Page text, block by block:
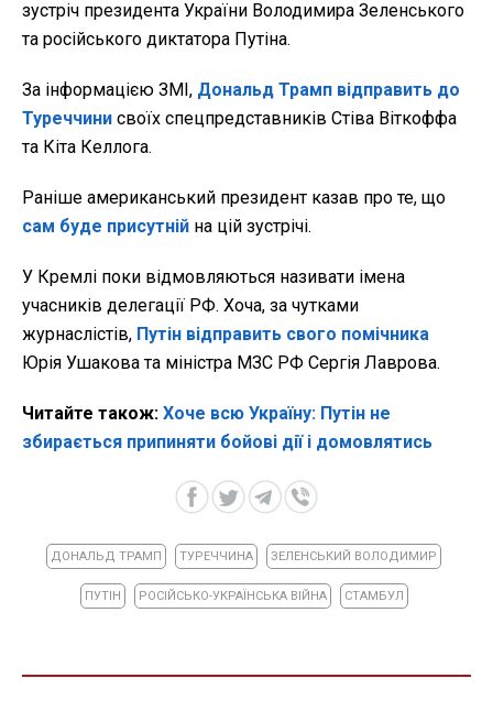
зустріч президента України Володимира Зеленського
та російського диктатора Путіна.
За інформацією ЗМІ, Дональд Трамп відправить до
Туреччини своїх спецпредставників Стіва Віткоффа
та Кіта Келлога.
Раніше американський президент казав про те, що
сам буде присутній на цій зустрічі.
У Кремлі поки відмовляються називати імена
учасників делегації РФ. Хоча, за чутками
журнаслістів, Путін відправить свого помічника
Юрія Ушакова та міністра МЗС РФ Сергія Лаврова.
Читайте також: Хоче всю Україну: Путін не
збирається припиняти бойові дії і домовлятись
ДОНАЛЬД ТРАМП ТУРЕЧЧИНА ЗЕЛЕНСЬКИЙ ВОЛОДИМИР
ПУТІН РОСІЙСЬКО-УКРАЇНСЬКА ВІЙНА СТАМБУЛ